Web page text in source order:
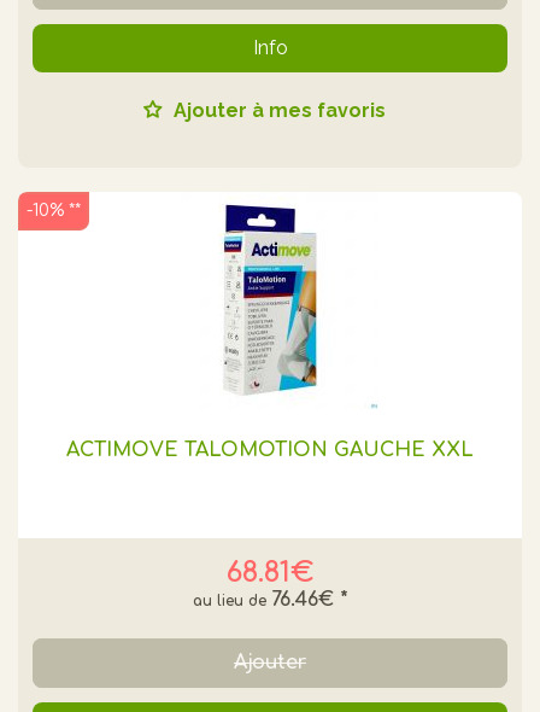
Info
Ajouter à mes favoris
ACTIMOVE TALOMOTION GAUCHE XXL
68.81€
76.46€ *
-10% **
Ajouter